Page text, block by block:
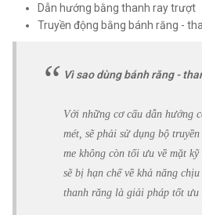
Dẫn hướng bằng thanh ray trượt
Truyền động bằng bánh răng -
Vì sao dùng bánh răng -
Với những cơ cấu dẫn hướng
mét, sẽ phải sử dụng bộ
me không còn tối ưu về mặt
sẽ bị hạn chế về khả năng
thanh răng là giải pháp tốt ưu